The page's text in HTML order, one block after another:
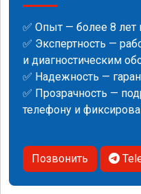
✅ Опыт — более 8 лет
✅ Экспертность —
и диагностическим
✅ Надежность —
✅ Прозрачность —
телефону и
Позвонить